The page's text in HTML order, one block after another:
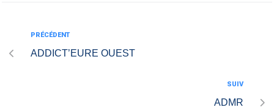
PRÉCÉDENT
ADDICT’EURE OUEST
SUIV
ADMR